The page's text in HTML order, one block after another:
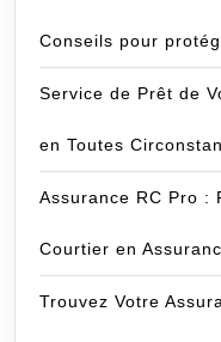
Conseils pour
Service de Prêt de
en Toutes
Assurance RC Pro :
Courtier en
Trouvez Votre